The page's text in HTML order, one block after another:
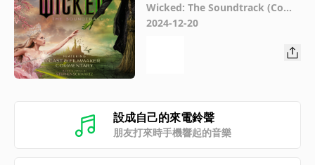
Wicked: The Soundtrack (Com
mentary)
2024-12-20
設成自己的來電鈴聲
朋友打來時手機響起的音樂